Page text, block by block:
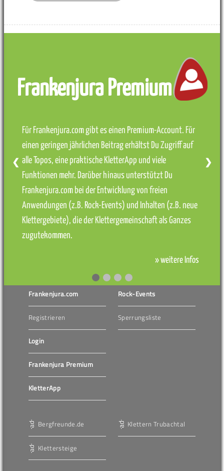
Frankenjura Premium
Für Frankenjura.com gibt es einen Premium-Account. Für
einen geringen jährlichen Beitrag erhältst Du Zugriff auf
alle Topos, eine praktische KletterApp und viele
Funktionen mehr. Darüber hinaus unterstützt Du
Frankenjura.com bei der Entwicklung von freien
Anwendungen (z.B. Rock-Events) und Inhalten (z.B. neue
Klettergebiete), die der Klettergemeinschaft als Ganzes
zugutekommen.
» weitere Infos
❮ ❯
Frankenjura.com
Registrieren
Login
Frankenjura Premium
KletterApp
Rock-Events
Sperrungsliste
Bergfreunde.de
Klettersteige
Klettern Trubachtal